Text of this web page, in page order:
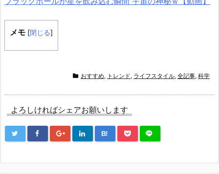
メモ [閉じる]
おすすめ, トレンド, ライフスタイル, 全記事, 科学
よろしければシェアお願いします
B!